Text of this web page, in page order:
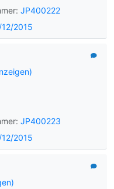
JP400222
12/2015
JP400223
12/2015